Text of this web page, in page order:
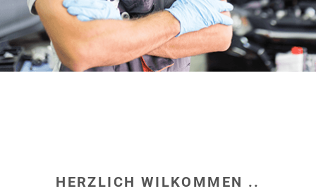
HERZLICH WILKOMMEN ..